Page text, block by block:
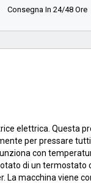
Consegna In 24/48 Ore
elettrica. Questa
per pressare tutti
con
di un termostato
La macchina viene